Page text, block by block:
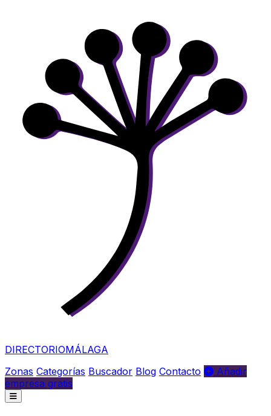
DIRECTORIOMÁLAGA
Zonas Categorías Buscador Blog Contacto
Añadir
empresa gratis